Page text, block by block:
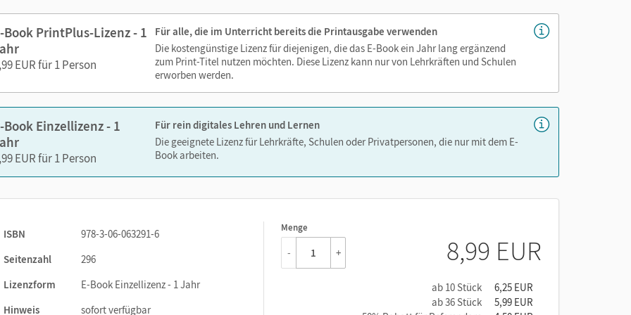
Zoomen
Book PrintPlus-Lizenz - 1
EUR für 1 Person
Für alle, die im Unterricht bereits die Printausgabe verwenden
Die kostengünstige Lizenz für diejenigen, die das E-Book ein Jahr lang ergänzend
zum Print-Titel nutzen möchten. Diese Lizenz kann nur von Lehrkräften und Schulen
erworben werden.
Book Einzellizenz - 1
EUR für 1 Person
Für rein digitales Lehren und Lernen
Die geeignete Lizenz für Lehrkräfte, Schulen oder Privatpersonen, die nur mit dem E-
Book arbeiten.
ISBN
978-3-06-063291-6
Seitenzahl
296
Lizenzform
E-Book Einzellizenz - 1 Jahr
Hinweis
sofort verfügbar
Menge
1
- + 8,99 EUR
ab 10 Stück
6,25 EUR
ab 36 Stück
5,99 EUR